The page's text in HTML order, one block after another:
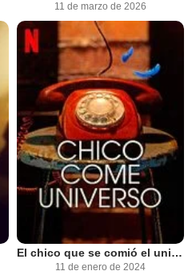
11 de marzo de 2026
El chico que se comió el universo
11 de enero de 2024